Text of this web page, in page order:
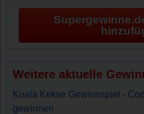
Weitere aktuelle
Koala Kekse Gewinnspiel -
gewinnen